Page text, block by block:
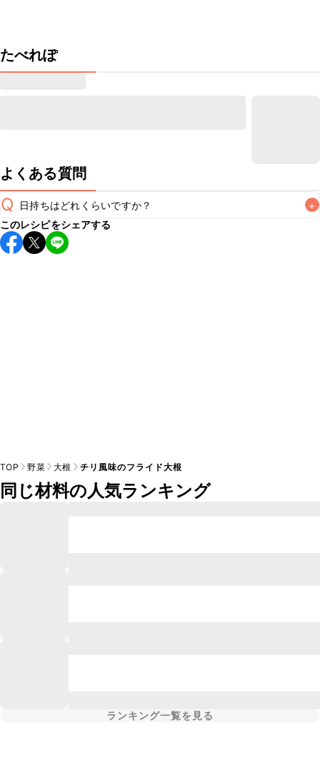
たべれぽ
よくある質問
Q 日持ちはどれくらいですか？ +
保存期間は冷蔵で翌日中が目安です。なるべくお早めにお召
し上がりください。
このレシピをシェアする
TOP 野菜 大根 チリ風味のフライド大根
同じ材料の人気ランキング
ランキング一覧を見る